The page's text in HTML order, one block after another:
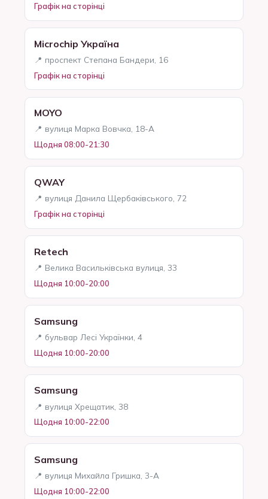
Графік на сторінці
Microchip Україна
📍 проспект Степана Бандери, 16
Графік на сторінці
MOYO
📍 вулиця Марка Вовчка, 18-А
Щодня 08:00-21:30
QWAY
📍 вулиця Данила Щербаківського, 72
Графік на сторінці
Retech
📍 Велика Васильківська вулиця, 33
Щодня 10:00-20:00
Samsung
📍 бульвар Лесі Українки, 4
Щодня 10:00-20:00
Samsung
📍 вулиця Хрещатик, 38
Щодня 10:00-22:00
Samsung
📍 вулиця Михайла Гришка, 3-А
Щодня 10:00-22:00